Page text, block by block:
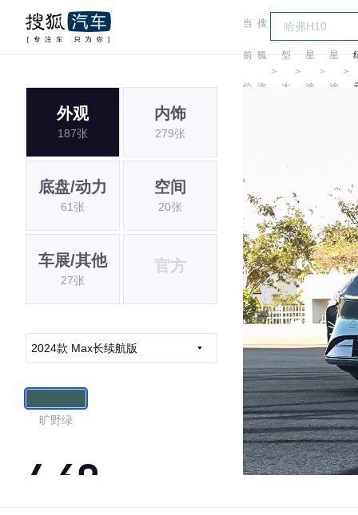
当
前
位
搜
狐
汽
＞
车
型
大
＞
星
途
＞
星
途
＞
外观
187张
内饰
279张
底盘/动力
61张
空间
20张
车展/其他
27张
官方
2024款 Max长续航版
旷野绿
4.69